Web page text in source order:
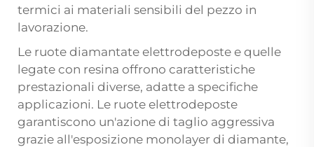
termici ai materiali sensibili del pezzo in
lavorazione.
Le ruote diamantate elettrodeposte e quelle
legate con resina offrono caratteristiche
prestazionali diverse, adatte a specifiche
applicazioni. Le ruote elettrodeposte
garantiscono un'azione di taglio aggressiva
grazie all'esposizione monolayer di diamante,